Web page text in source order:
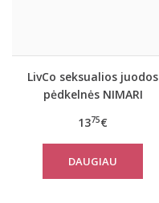
LivCo seksualios juodos
pėdkelnės NIMARI
1375€
DAUGIAU